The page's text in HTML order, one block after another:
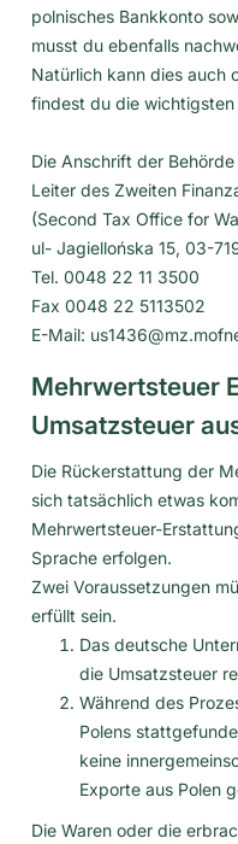
polnisches Bankkonto
musst du ebenfalls
Natürlich kann dies auch
findest du die
Die Anschrift der
Leiter des Zweiten
(Second Tax Office for
ul- Jagiellońska 15, 03-
Tel. 0048 22 11 3500
Fax 0048 22 5113502
E-Mail:
Mehrwertsteuer
Umsatzsteuer
Die Rückerstattung der
sich tatsächlich etwas
Mehrwertsteuer-
Sprache erfolgen.
Zwei Voraussetzungen
erfüllt sein.
Das deutsche
die Umsatzsteuer
Während des
Polens
keine
Exporte aus Polen
Die Waren oder die